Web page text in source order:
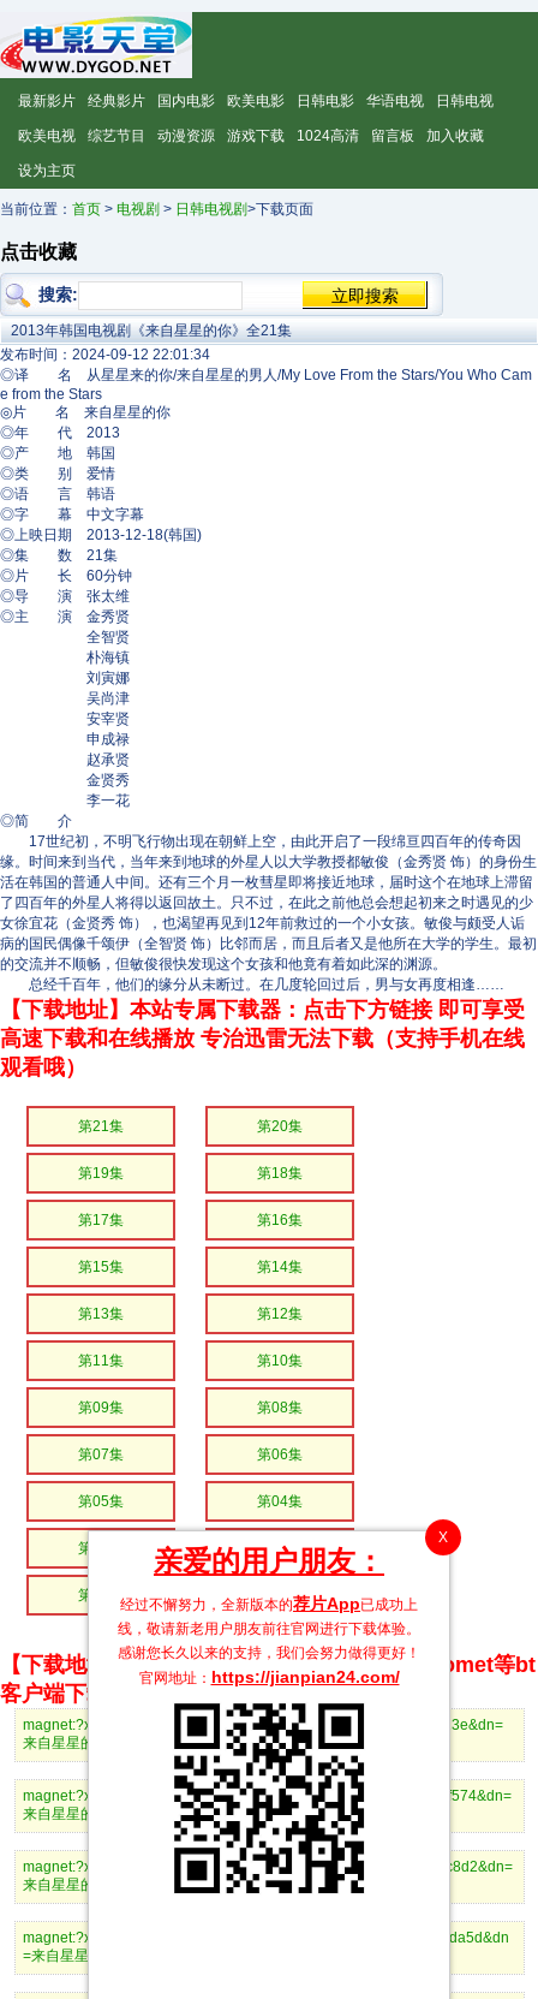
最新影片 经典影片 国内电影 欧美电影 日韩电影 华语电视 日韩电视
欧美电视 综艺节目 动漫资源 游戏下载 1024高清 留言板 加入收藏
设为主页
当前位置： 首页 > 电视剧 > 日韩电视剧>下载页面
点击收藏
搜索:
X
亲爱的用户朋友：
经过不懈努力，全新版本的荐片App已成功上
线，敬请新老用户朋友前往官网进行下载体验。
感谢您长久以来的支持，我们会努力做得更好！
官网地址： https://jianpian24.com/
2013年韩国电视剧《来自星星的你》全21集
发布时间：2024-09-12 22:01:34
◎译 名 从星星来的你/来自星星的男人/My Love From the Stars/You Who Cam
e from the Stars
◎片 名 来自星星的你
◎年 代 2013
◎产 地 韩国
◎类 别 爱情
◎语 言 韩语
◎字 幕 中文字幕
◎上映日期 2013-12-18(韩国)
◎集 数 21集
◎片 长 60分钟
◎导 演 张太维
◎主 演 金秀贤
全智贤
朴海镇
刘寅娜
吴尚津
安宰贤
申成禄
赵承贤
金贤秀
李一花
◎简 介
17世纪初，不明飞行物出现在朝鲜上空，由此开启了一段绵亘四百年的传奇因
缘。时间来到当代，当年来到地球的外星人以大学教授都敏俊（金秀贤 饰）的身份生
活在韩国的普通人中间。还有三个月一枚彗星即将接近地球，届时这个在地球上滞留
了四百年的外星人将得以返回故土。只不过，在此之前他总会想起初来之时遇见的少
女徐宜花（金贤秀 饰），也渴望再见到12年前救过的一个小女孩。敏俊与颇受人诟
病的国民偶像千颂伊（全智贤 饰）比邻而居，而且后者又是他所在大学的学生。最初
的交流并不顺畅，但敏俊很快发现这个女孩和他竟有着如此深的渊源。
总经千百年，他们的缘分从未断过。在几度轮回过后，男与女再度相逢……
【下载地址】本站专属下载器：点击下方链接 即可享受
高速下载和在线播放 专治迅雷无法下载（支持手机在线
观看哦）
第21集 第20集
第19集 第18集
第17集 第16集
第15集 第14集
第13集 第12集
第11集 第10集
第09集 第08集
第07集 第06集
第05集 第04集
第03集 第02集
第01集
【下载地址】magnet推荐使用utorrent、BitComet等bt
客户端下载
magnet:?xt=urn:btih:79208d54f2ecfafc78f68bdcc472ed6a5621323e&dn=
来自星星的你21.mp4
magnet:?xt=urn:btih:674577f36ee2aba21735ce6d8b15fb347b7ef574&dn=
来自星星的你20.mp4
magnet:?xt=urn:btih:e7c70f229cfa6632b62a485b907be60c6918c8d2&dn=
来自星星的你19.mp4
magnet:?xt=urn:btih:724132ae941887b994def84defd040a392d1da5d&dn
=来自星星的你18.mp4